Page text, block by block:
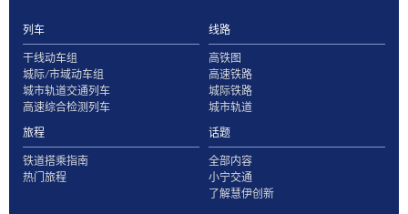
列车
干线动车组
城际/市域动车组
城市轨道交通列车
高速综合检测列车
线路
高铁图
高速铁路
城际铁路
城市轨道
旅程
铁道搭乘指南
热门旅程
话题
全部内容
小宁交通
了解慧伊创新